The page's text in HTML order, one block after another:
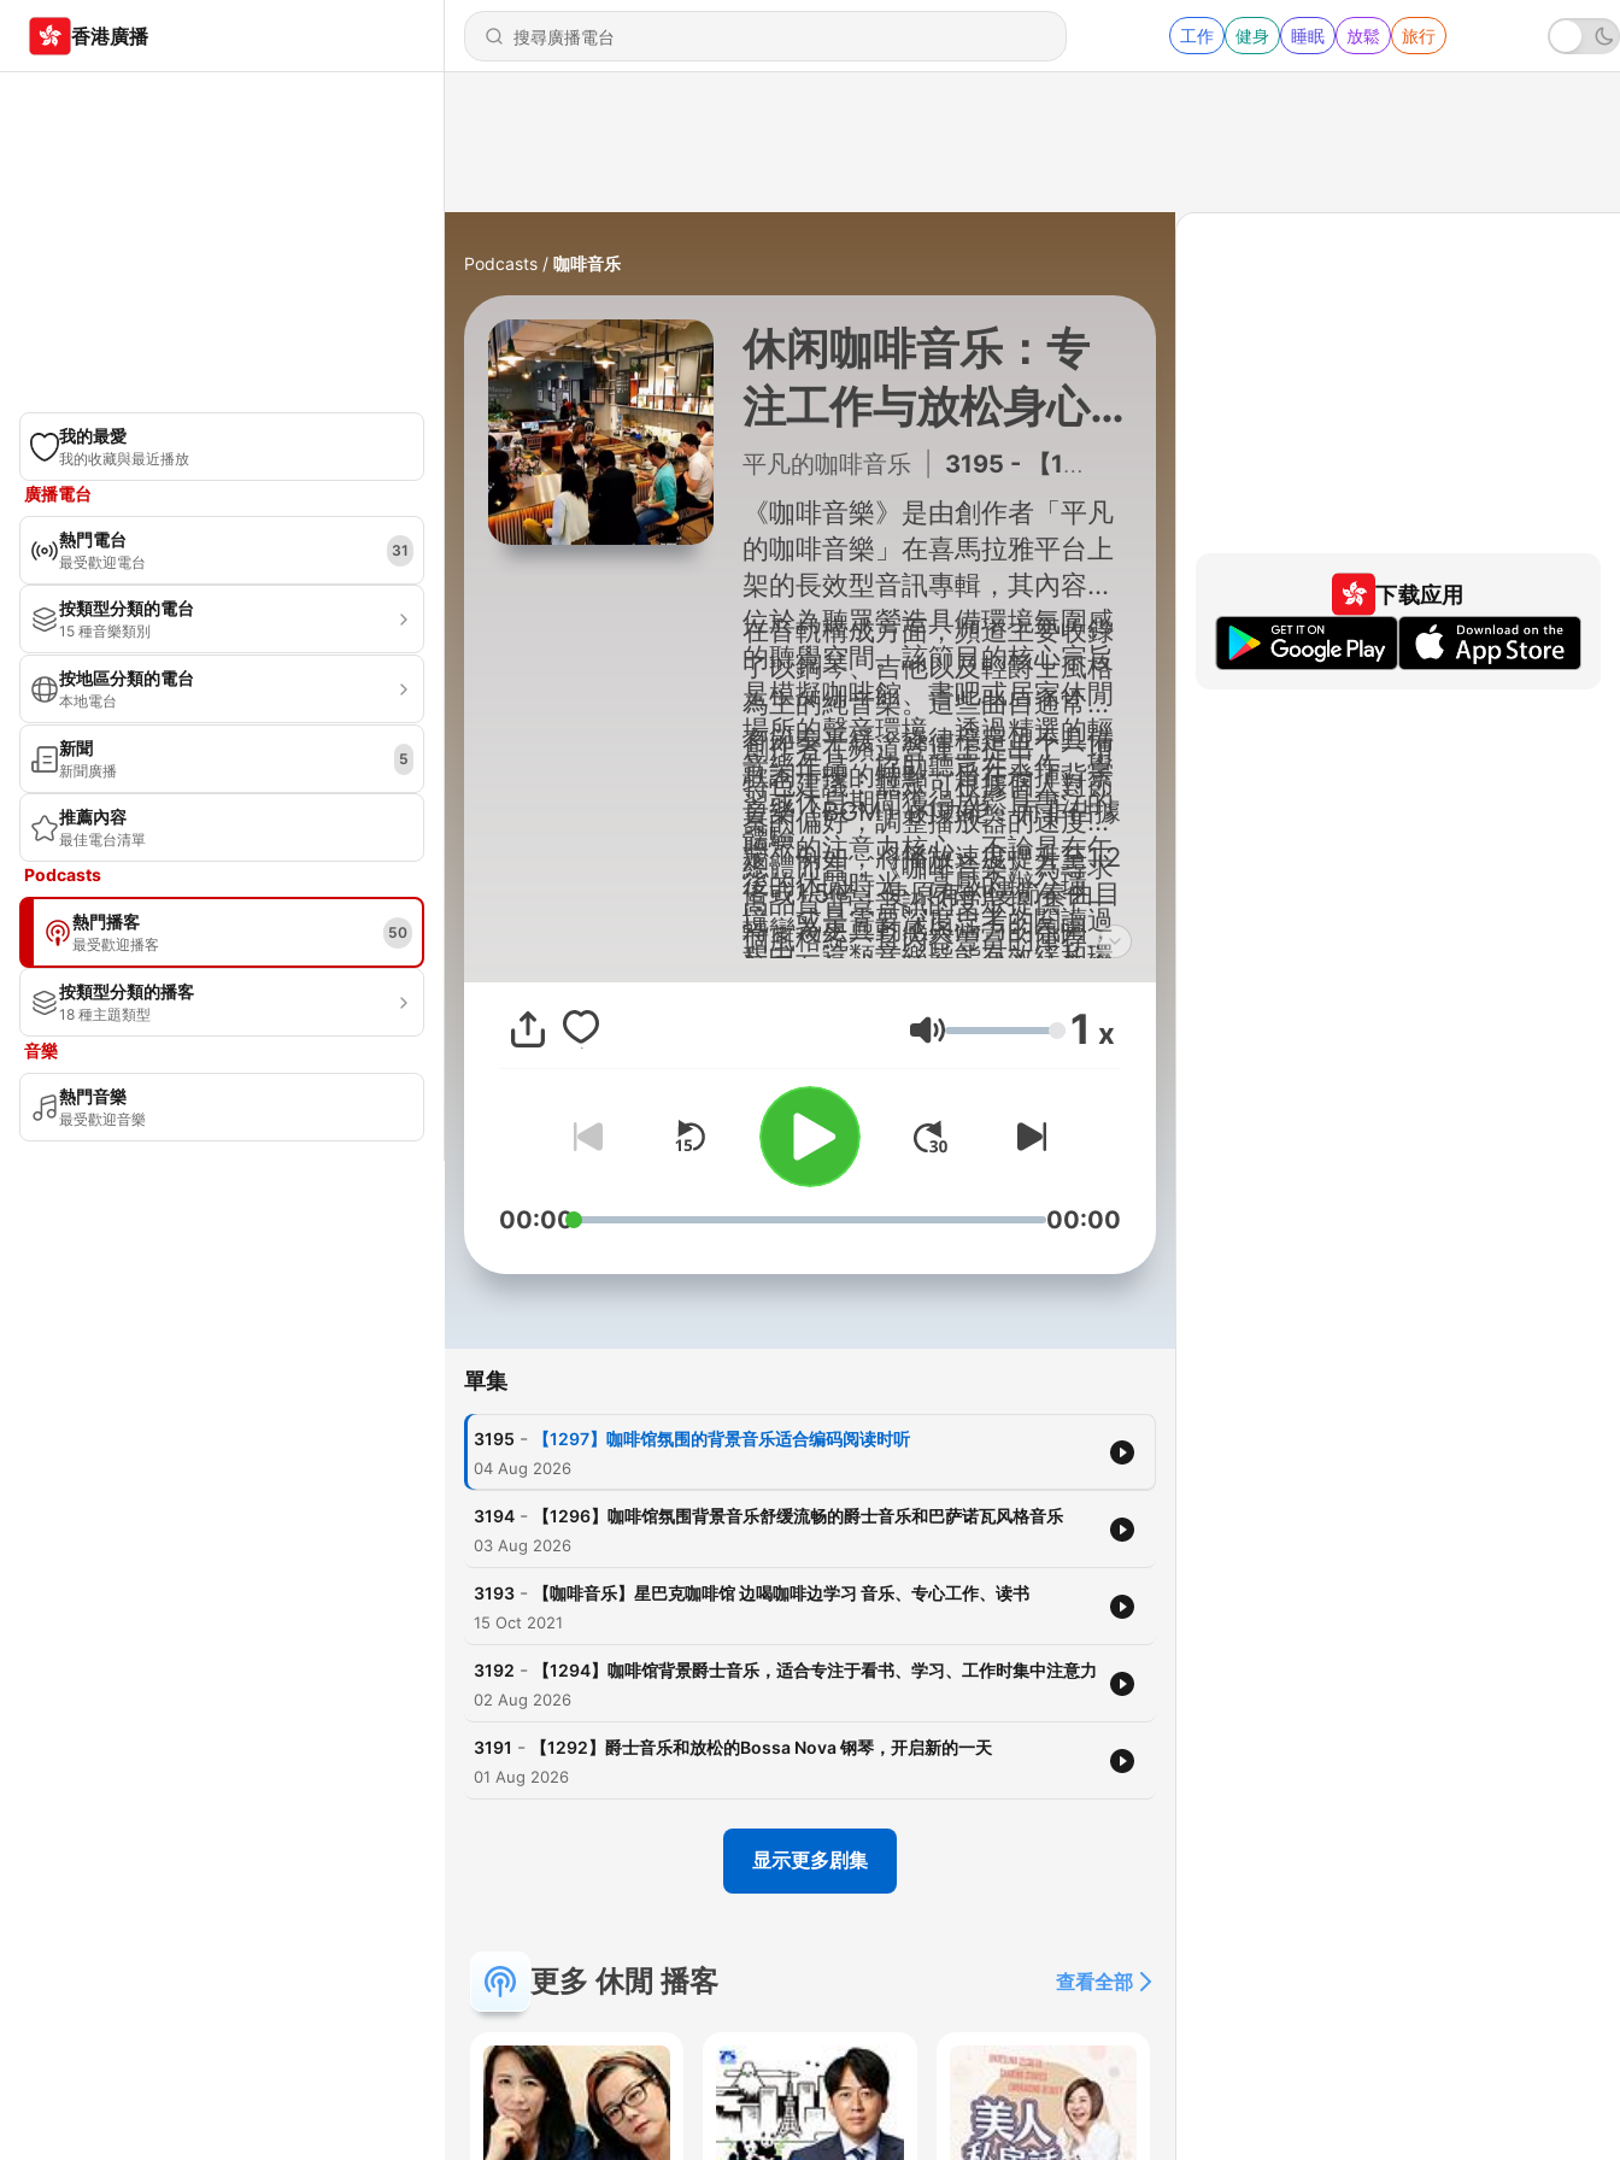
香港廣播 工作 健身 睡眠 放鬆 旅行
我的最愛
我的收藏與最近播放
廣播電台
熱門電台
最受歡迎電台
31
按類型分類的電台
15 種音樂類別
按地區分類的電台
本地電台
新聞
新聞廣播
5
推薦內容
最佳電台清單
Podcasts
熱門播客
最受歡迎播客
50
按類型分類的播客
18 種主題類型
音樂
熱門音樂
最受歡迎音樂
Podcasts 咖啡音乐
休闲咖啡音乐：专
注工作与放松身心
的背景轻音乐
平凡的咖啡音乐 3195 - 【1297】咖啡馆氛围的背景音乐适合编码阅读时听
《咖啡音樂》是由創作者「平凡
的咖啡音樂」在喜馬拉雅平台上
架的長效型音訊專輯，其內容定
位於為聽眾營造具備環境氛圍感
的聽覺空間。該節目的核心宗旨
是模擬咖啡館、書吧或居家休閒
場所的聲音環境，透過精選的輕
音樂作品，協助聽眾在工作、學
習或休息期間獲得放鬆且專注的
體驗。
在音軌構成方面，頻道主要收錄
了以鋼琴、吉他以及輕爵士風格
為主的純音樂。這些曲目通常具
有節奏平緩、旋律穩定且不具備
歌詞干擾的特點，旨在發揮背景
音樂（BGM）的功能，而非佔據
聽眾的注意力核心。不論是在午
後的休閒時光、高壓的辦公環
境，或是需要深度思考的閱讀過
程中，這類音樂皆能有效緩和環
境噪音，提升整體的空間質感。
創作者在頻道營運上提出了一項
特色建議：聽眾可根據個人對節
奏的偏好，調整播放器的速度設
定。例如，將播放速度提升至1.2
倍或1.5倍，使原有的慢節奏曲目
轉變為更具動感與活力的氛圍，
這種互動式的聆聽方式為純音樂
總體而言，《咖啡音樂》為尋求
高品質背景音訊的受眾提供了一
個風格統一且內容豐富的庫存。
該節目不僅適合個人耳機聆聽，
也常被作為實體空間營造氛圍的
音源選擇，是現代都市人在忙碌
生活中尋求感官平衡與心靈靜謐
的數位伴侶。其內容產出穩定，
為聽眾在不同生活場景下的情緒
調節提供了有效的支持。
音量 1 x
00:00 00:00
單集
3195 - 【1297】咖啡馆氛围的背景音乐适合编码阅读时听
04 Aug 2026
3194 - 【1296】咖啡馆氛围背景音乐舒缓流畅的爵士音乐和巴萨诺瓦风格音乐
03 Aug 2026
3193 - 【咖啡音乐】星巴克咖啡馆 边喝咖啡边学习 音乐、专心工作、读书
15 Oct 2021
3192 - 【1294】咖啡馆背景爵士音乐，适合专注于看书、学习、工作时集中注意力
02 Aug 2026
3191 - 【1292】爵士音乐和放松的Bossa Nova 钢琴，开启新的一天
01 Aug 2026
显示更多剧集
更多 休閒 播客 查看全部
下载应用